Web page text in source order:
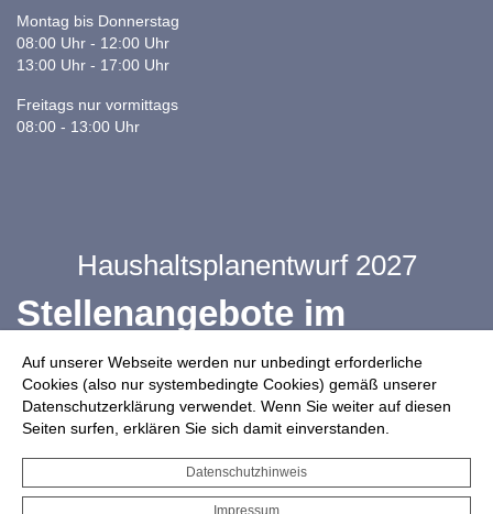
Auf unserer Webseite werden nur unbedingt erforderliche
Cookies (also nur systembedingte Cookies) gemäß unserer
Datenschutzerklärung verwendet. Wenn Sie weiter auf diesen
Seiten surfen, erklären Sie sich damit einverstanden.
Datenschutzhinweis
Impressum
Montag bis Donnerstag
08:00 Uhr - 12:00 Uhr
13:00 Uhr - 17:00 Uhr
Freitags nur vormittags
08:00 - 13:00 Uhr
Haushaltsplanentwurf 2027
Stellenangebote im
Ganztag
Infos zur Drohnennutzung
Starkregengefahrenkarte